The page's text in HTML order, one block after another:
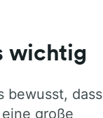
Nutzern
wichtig
bewusst, dass
große